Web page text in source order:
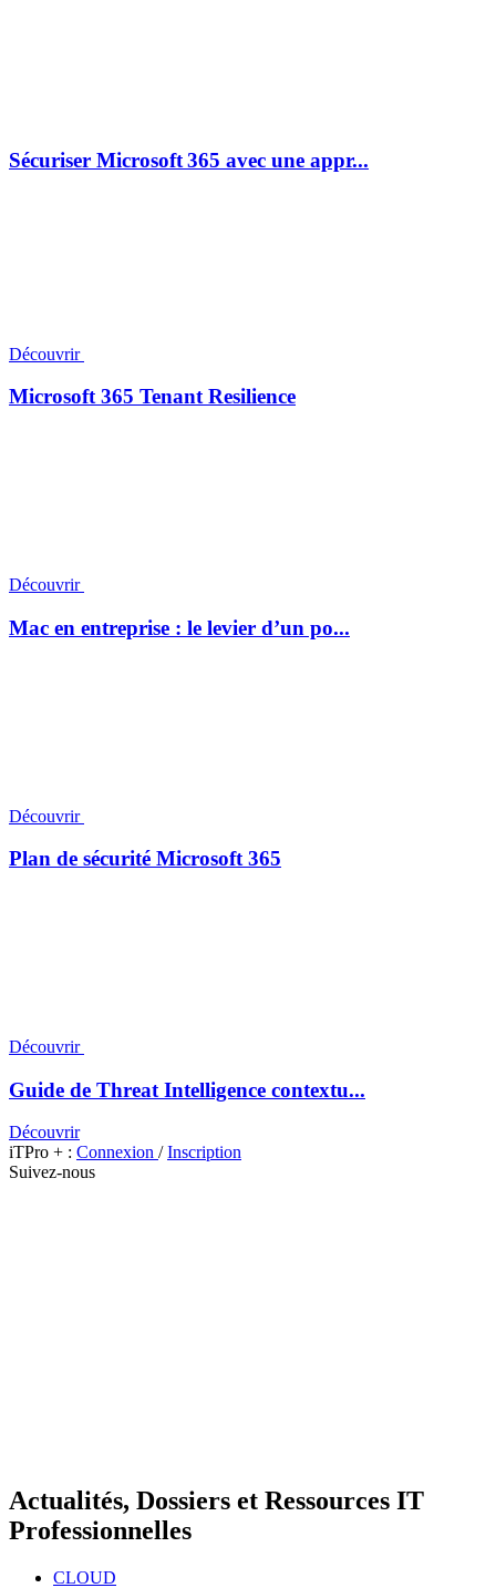
Sécuriser Microsoft 365 avec une appr...
Découvrir
Microsoft 365 Tenant Resilience
Découvrir
Mac en entreprise : le levier d’un po...
Découvrir
Plan de sécurité Microsoft 365
Découvrir
Guide de Threat Intelligence contextu...
Découvrir
iTPro + : Connexion /Inscription
Suivez-nous
Actualités, Dossiers et Ressources IT
Professionnelles
CLOUD